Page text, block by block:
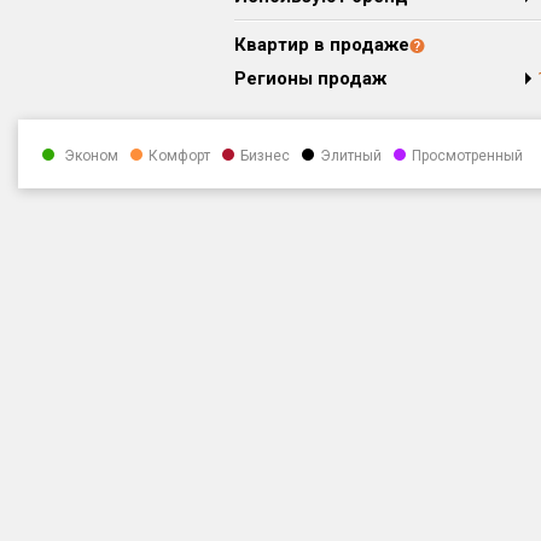
Квартир в продаже
Регионы продаж
Эконом Комфорт Бизнес Элитный Просмотренный